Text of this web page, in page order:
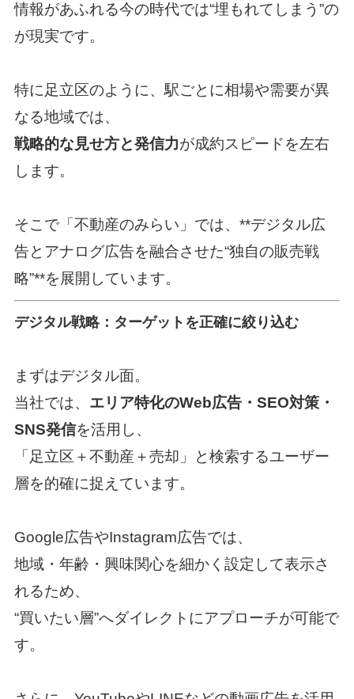
情報があふれる今の時代では“埋もれてしまう”の
が現実です。
特に足立区のように、駅ごとに相場や需要が異
なる地域では、
戦略的な見せ方と発信力が成約スピードを左右
します。
そこで「不動産のみらい」では、**デジタル広
告とアナログ広告を融合させた“独自の販売戦
略”**を展開しています。
デジタル戦略：ターゲットを正確に絞り込む
まずはデジタル面。
当社では、 エリア特化のWeb広告・SEO対策・
SNS発信を活用し、
「足立区＋不動産＋売却」と検索するユーザー
層を的確に捉えています。
Google広告やInstagram広告では、
地域・年齢・興味関心を細かく設定して表示さ
れるため、
“買いたい層”へダイレクトにアプローチが可能で
す。